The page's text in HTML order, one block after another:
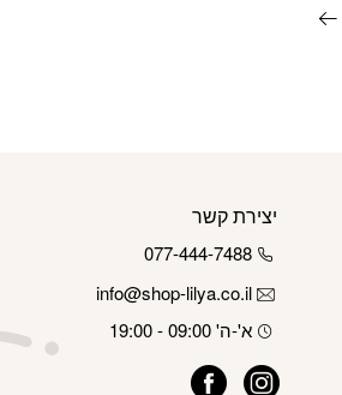
יצירת קשר
077-444-7488
info@shop-lilya.co.il
א'-ה' 09:00 - 19:00